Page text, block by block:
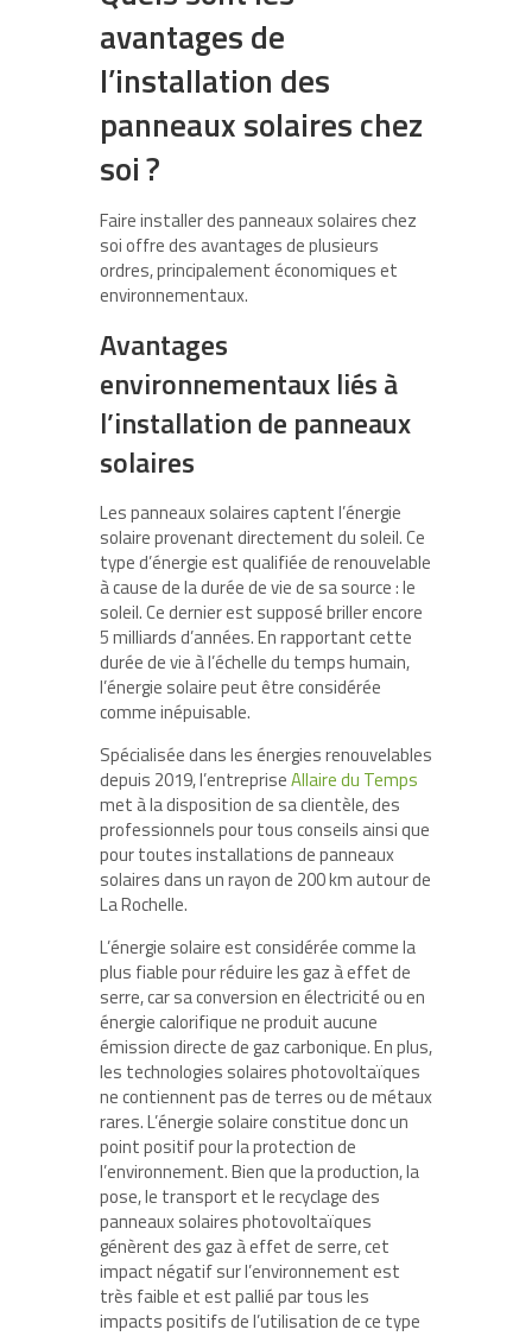
avantages de
l’installation des
panneaux solaires chez
soi ?
Faire installer des panneaux solaires chez
soi offre des avantages de plusieurs
ordres, principalement économiques et
environnementaux.
Avantages
environnementaux liés à
l’installation de panneaux
solaires
Les panneaux solaires captent l’énergie
solaire provenant directement du soleil. Ce
type d’énergie est qualifiée de renouvelable
à cause de la durée de vie de sa source : le
soleil. Ce dernier est supposé briller encore
5 milliards d’années. En rapportant cette
durée de vie à l’échelle du temps humain,
l’énergie solaire peut être considérée
comme inépuisable.
Spécialisée dans les énergies renouvelables
depuis 2019, l’entrepriseAllaire du Temps
met à la disposition de sa clientèle, des
professionnels pour tous conseils ainsi que
pour toutes installations de panneaux
solaires dans un rayon de 200 km autour de
La Rochelle.
L’énergie solaire est considérée comme la
plus fiable pour réduire les gaz à effet de
serre, car sa conversion en électricité ou en
énergie calorifique ne produit aucune
émission directe de gaz carbonique. En plus,
les technologies solaires photovoltaïques
ne contiennent pas de terres ou de métaux
rares. L’énergie solaire constitue donc un
point positif pour la protection de
l’environnement. Bien que la production, la
pose, le transport et le recyclage des
panneaux solaires photovoltaïques
génèrent des gaz à effet de serre, cet
impact négatif sur l’environnement est
très faible et est pallié par tous les
impacts positifs de l’utilisation de ce type